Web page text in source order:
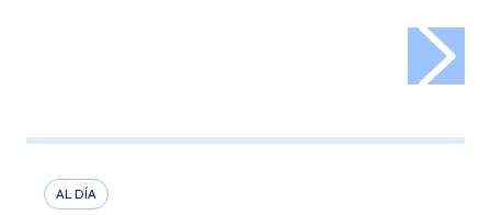
AL DÍA